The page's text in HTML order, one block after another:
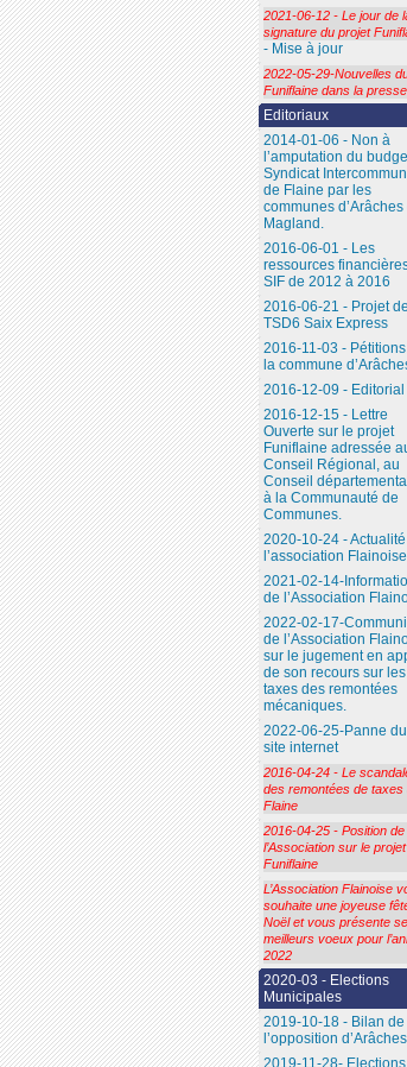
2021-06-12 - Le jour de
signature du projet
- Mise à jour
2022-05-29-Nouvelles
Funiflaine dans la presse
Editoriaux
2014-01-06 - Non à
l’amputation du
Syndicat
de Flaine par les
communes d’Arâches
Magland.
2016-06-01 - Les
ressources
SIF de 2012 à 2016
2016-06-21 - Projet de
TSD6 Saix Express
2016-11-03 -
la commune
2016-12-09 - Editorial
2016-12-15 - Lettre
Ouverte sur le projet
Funiflaine adressée
Conseil Régional, au
Conseil
à la Communauté de
Communes.
2020-10-24 -
l’association Flainoise
2021-02-14-
de l’Association
2022-02-17-
de l’Association
sur le jugement en
de son recours sur les
taxes des remontées
mécaniques.
2022-06-25-Panne du
site internet
2016-04-24 - Le
des remontées de taxes
Flaine
2016-04-25 - Position de
l’Association sur le projet
Funiflaine
L’Association Flainoise
souhaite une joyeuse
Noël et vous présente
meilleurs voeux pour
2022
2020-03 - Elections
Municipales
2019-10-18 - Bilan de
l’opposition d’Arâches